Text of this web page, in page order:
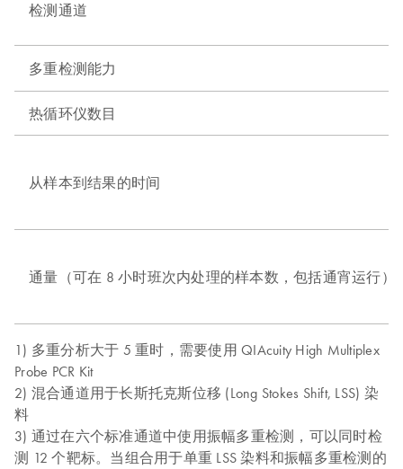
检测通道
多重检测能力
热循环仪数目
从样本到结果的时间
通量（可在 8 小时班次内处理的样本数，包括通宵运行）
1) 多重分析大于 5 重时，需要使用 QIAcuity High Multiplex
Probe PCR Kit
2) 混合通道用于长斯托克斯位移 (Long Stokes Shift, LSS) 染
料
3) 通过在六个标准通道中使用振幅多重检测，可以同时检
测 12 个靶标。当组合用于单重 LSS 染料和振幅多重检测的